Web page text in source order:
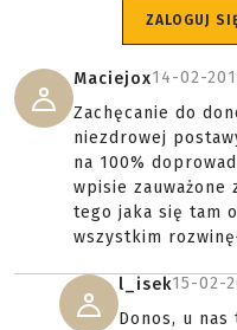
ZALOGUJ
Maciejox14-02-
Zachęcanie do
niezdrowej
na 100%
wpisie zauważone
tego jaka się tam
wszystkim
l_isek15-02-
Donos, u nas